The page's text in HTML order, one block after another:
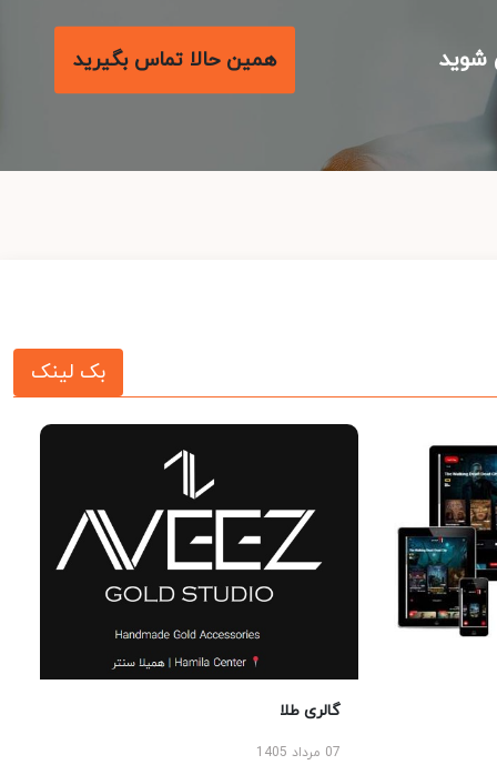
همین حالا تماس بگیرید
بک لینک
گالری طلا
07 مرداد 1405